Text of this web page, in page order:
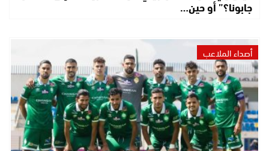
جابونا؟” أو حين…
أصداء الملاعب